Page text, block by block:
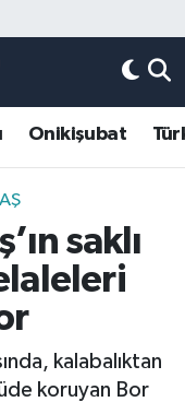
Onikişubat
saklı
kalabalıktan
koruyan Bor
Haritası